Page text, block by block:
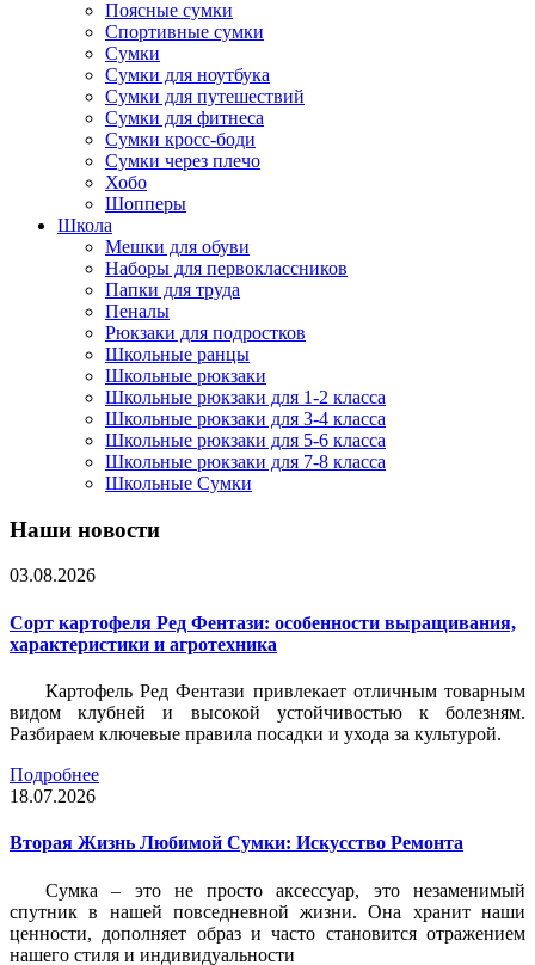
Поясные сумки
Спортивные сумки
Сумки
Сумки для ноутбука
Сумки для путешествий
Сумки для фитнеса
Сумки кросс-боди
Сумки через плечо
Хобо
Шопперы
Школа
Мешки для обуви
Наборы для первоклассников
Папки для труда
Пеналы
Рюкзаки для подростков
Школьные ранцы
Школьные рюкзаки
Школьные рюкзаки для 1-2 класса
Школьные рюкзаки для 3-4 класса
Школьные рюкзаки для 5-6 класса
Школьные рюкзаки для 7-8 класса
Школьные Сумки
Наши новости
03.08.2026
Сорт картофеля Ред Фентази: особенности выращивания,
характеристики и агротехника
Картофель Ред Фентази привлекает отличным товарным
видом клубней и высокой устойчивостью к болезням.
Разбираем ключевые правила посадки и ухода за культурой.
Подробнее
18.07.2026
Вторая Жизнь Любимой Сумки: Искусство Ремонта
Сумка – это не просто аксессуар, это незаменимый
спутник в нашей повседневной жизни. Она хранит наши
ценности, дополняет образ и часто становится отражением
нашего стиля и индивидуальности